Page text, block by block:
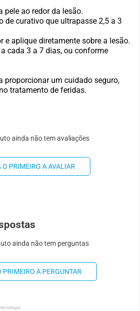
pele ao redor da lesão.
de curativo que ultrapasse 2,5 a 3
e aplique diretamente sobre a lesão.
cada 3 a 7 dias, ou conforme
proporcionar um cuidado seguro,
tratamento de feridas.
ainda não tem avaliações
O PRIMEIRO A AVALIAR
ainda não tem perguntas
PRIMEIRO A PERGUNTAR